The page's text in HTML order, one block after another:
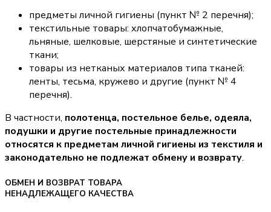
предметы личной гигиены (пункт № 2 перечня);
текстильные товары: хлопчатобумажные,
льняные, шелковые, шерстяные и синтетические
ткани;
товары из нетканых материалов типа тканей:
ленты, тесьма, кружево и другие (пункт № 4
перечня).
В частности, полотенца, постельное белье, одеяла,
подушки и другие постельные принадлежности
относятся к предметам личной гигиены из текстиля и
законодательно не подлежат обмену и возврату.
ОБМЕН И ВОЗВРАТ ТОВАРА
НЕНАДЛЕЖАЩЕГО КАЧЕСТВА